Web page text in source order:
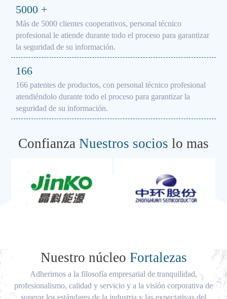
5000 +
Más de 5000 clientes cooperativos, personal técnico
profesional le atiende durante todo el proceso para garantizar
la seguridad de su información.
166
166 patentes de productos, con personal técnico profesional
atendiéndolo durante todo el proceso para garantizar la
seguridad de su información.
Confianza Nuestros socios lo mas
Nuestro núcleo Fortalezas
Adherirnos a la filosofía empresarial de tranquilidad,
profesionalismo, calidad y servicio y a la visión corporativa de
superar los estándares de la industria y las expectativas del